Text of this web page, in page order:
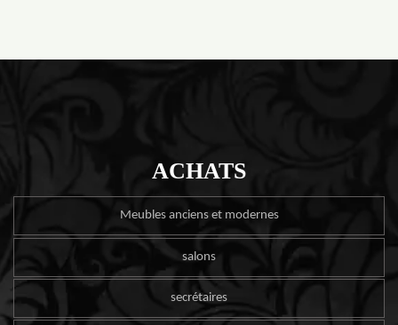
ACHATS
Meubles anciens et modernes
salons
secrétaires